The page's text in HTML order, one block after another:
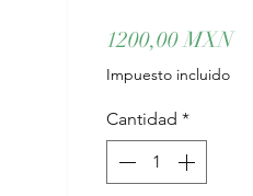
1200,00 MXN
Impuesto incluido
Cantidad *